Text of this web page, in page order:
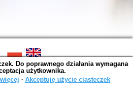
v. 6.11.10 (2026-07-24)
w 0,0014 s.
Do poprawnego działania wymagana
użytkownika.
∙ Akceptuję użycie ciasteczek